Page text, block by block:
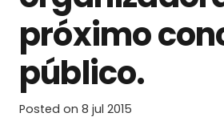
próximo
público.
Posted on 8 jul 2015